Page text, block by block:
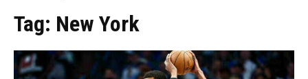
Tag: New York